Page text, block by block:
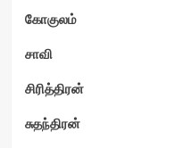
கோகுலம்
சாவி
சிரித்திரன்
சுதந்திரன்